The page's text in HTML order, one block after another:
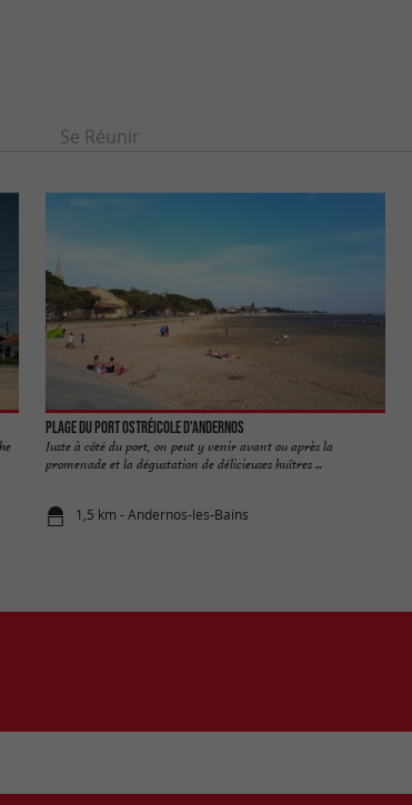
Se Réunir
Plage du Port Ostréicole d'Andernos
Juste à côté du port, on peut y venir avant ou après la
promenade et la dégustation de délicieuses huîtres ...
1,5 km - Andernos-les-Bains